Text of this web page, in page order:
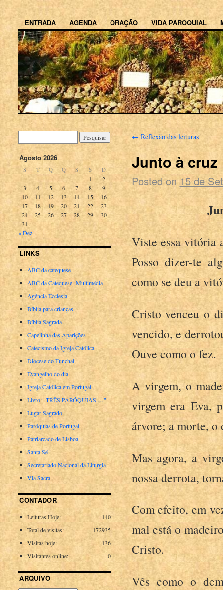
ENTRADA AGENDA ORAÇÃO VIDA PAROQUIAL
←Reflexão das leituras
Junto à cruz
Posted on 15 de
Viste essa vitória
Posso dizer-te
como se deu a
Cristo venceu o
vencido, e
Ouve como o fez.
A virgem, o
virgem era Eva,
árvore; a morte, o
Mas agora, a
nossa derrota,
Com efeito, em
mal está o
Cristo.
Vês como o
Agosto 2026
S T Q Q S S D
1
2
3
4 5 6 7 8
9
10
11 12 13 14 15
16
17
18 19 20 21 22
23
24
25 26 27 28 29
30
31
« Dez
LINKS
ABC da catequese
ABC da Catequese- Multimédia
Agência Ecclesia
Bíblia para crianças
Bíblia Sagrada
Capelinha das Aparições
Catecismo da Igreja Católica
Diocese do Funchal
Evangelho do dia
Igreja Católica em Portugal
Livro: "TRÊS PARÓQUIAS …"
Lugar Sagrado
Paróquias de Portugal
Patriarcado de Lisboa
Santa Sé
Secretariado Nacional da Liturgia
Via Sacra
CONTADOR
140
Leituras Hoje:
172935
Total de visitas:
136
Visitas hoje:
0
Visitantes online:
ARQUIVO